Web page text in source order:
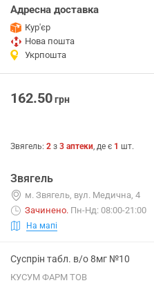
Адресна доставка
Кур'єр
Нова пошта
Укрпошта
162.50грн
Звягель: 2 з 3 аптеки, де є 1 шт.
Звягель
м. Звягель, вул. Медична, 4
Зачинено. Пн-Нд: 08:00-21:00
На мапі
Суспрін табл. в/о 8мг №10
КУСУМ ФАРМ ТОВ